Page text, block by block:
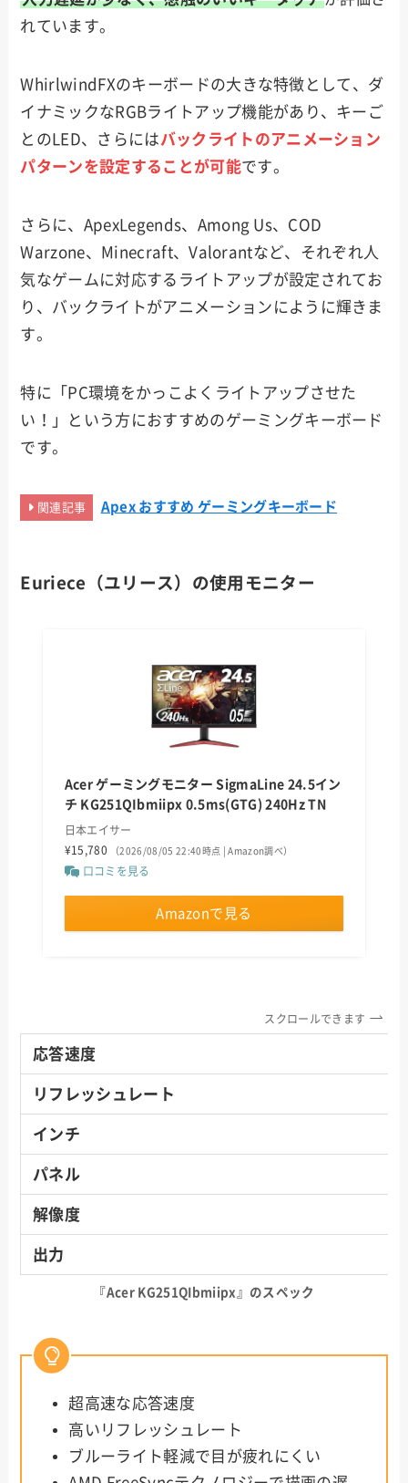
れています。
WhirlwindFXのキーボードの大きな特徴として、ダ
イナミックなRGBライトアップ機能があり、キーご
とのLED、さらには バックライトのアニメーション
パターンを設定することが可能です。
さらに、ApexLegends、Among Us、COD
Warzone、Minecraft、Valorantなど、それぞれ人
気なゲームに対応するライトアップが設定されてお
り、バックライトがアニメーションにように輝きま
す。
特に「PC環境をかっこよくライトアップさせた
い！」という方におすすめのゲーミングキーボード
です。
関連記事 Apex おすすめ ゲーミングキーボード
Euriece（ユリース） の使用モニター
Acer ゲーミングモニター SigmaLine 24.5イン
チ KG251QIbmiipx 0.5ms(GTG) 240Hz TN
日本エイサー
¥15,780
（2026/08/05 22:40時点 | Amazon調べ）
口コミを見る
Amazonで見る
スクロールできます
応答速度
リフレッシュレート
インチ
パネル
解像度
出力
『Acer KG251QIbmiipx』のスペック
超高速な応答速度
高いリフレッシュレート
ブルーライト軽減で目が疲れにくい